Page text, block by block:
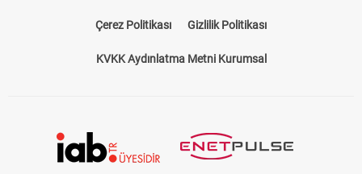
Çerez Politikası Gizlilik Politikası
KVKK Aydınlatma Metni Kurumsal